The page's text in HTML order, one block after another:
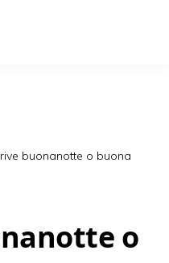
buonanotte o buona
o